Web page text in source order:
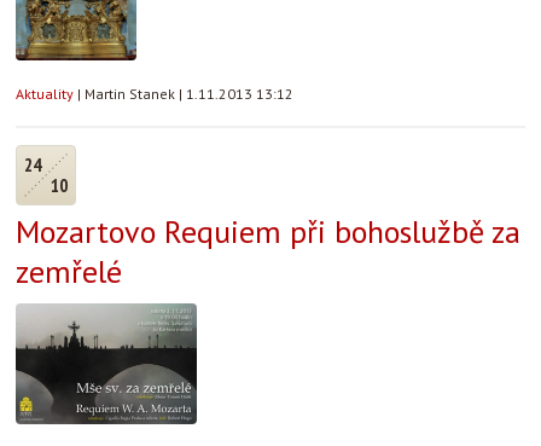
Aktuality | Martin Stanek | 1.11.2013 13:12
24
10
Mozartovo Requiem při bohoslužbě za
zemřelé